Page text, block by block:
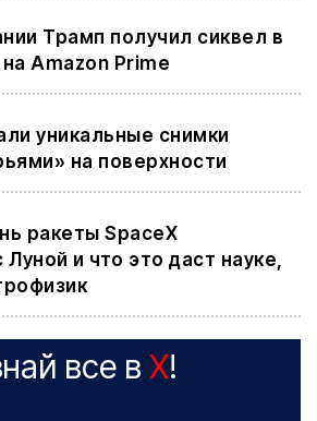
Трамп получил сиквел в
Amazon Prime
уникальные снимки
на поверхности
ракеты SpaceX
Луной и что это даст науке,
все в X!